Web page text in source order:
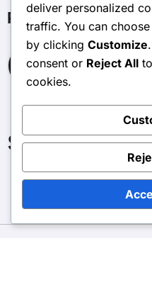
Pesquisar
Search
for:
deliver personalized
traffic. You can
by clicking Customize
consent or Reject All
cookies.